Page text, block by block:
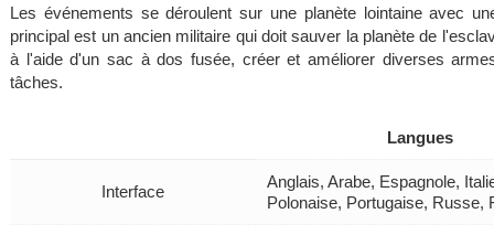
Les événements se déroulent sur une planète lointaine avec
principal est un ancien militaire qui doit sauver la planète de
à l'aide d'un sac à dos fusée, créer et améliorer diverses
tâches.
Langues
Interface
Anglais, Arabe, Espagnole,
Polonaise, Portugaise, Russe,